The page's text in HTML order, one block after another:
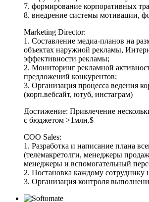
7. формирование корпоративных
8. внедрение системы мотивации,
Marketing Director:
1. Составление медиа-планов на
объектах наружной рекламы,
эффективности рекламы;
2. Мониторинг рекламной
предложений конкурентов;
3. Организация процесса ведения
(корп.вебсайт, ютуб, инстаграм)
Достижение: Привлечение
с бюджетом >1млн.$
COO Sales:
1. Разработка и написание плана
(телемакретолги, менеджеры
менеджеры и вспомогательный
2. Постановка каждому сотруднику
3. Организация контроля